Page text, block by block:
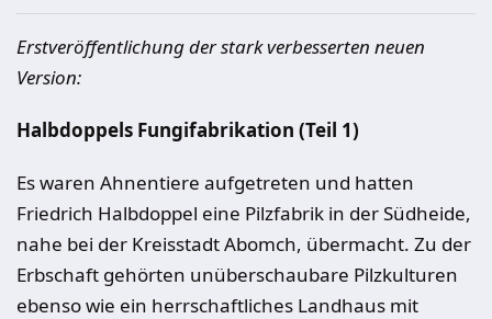
Erstveröffentlichung der stark verbesserten neuen
Version:
Halbdoppels Fungifabrikation (Teil 1)
Es waren Ahnentiere aufgetreten und hatten
Friedrich Halbdoppel eine Pilzfabrik in der Südheide,
nahe bei der Kreisstadt Abomch, übermacht. Zu der
Erbschaft gehörten unüberschaubare Pilzkulturen
ebenso wie ein herrschaftliches Landhaus mit